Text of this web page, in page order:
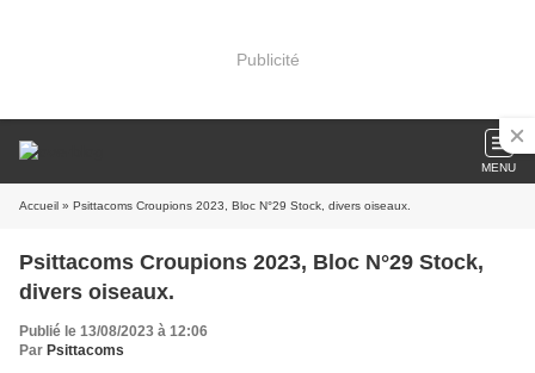
Publicité
MENU
Accueil » Psittacoms Croupions 2023, Bloc N°29 Stock, divers oiseaux.
Psittacoms Croupions 2023, Bloc N°29 Stock,
divers oiseaux.
Publié le 13/08/2023 à 12:06
Par Psittacoms